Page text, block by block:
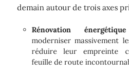
demain autour de trois axes
Rénovation
moderniser massivement
réduire leur empreinte
feuille de route